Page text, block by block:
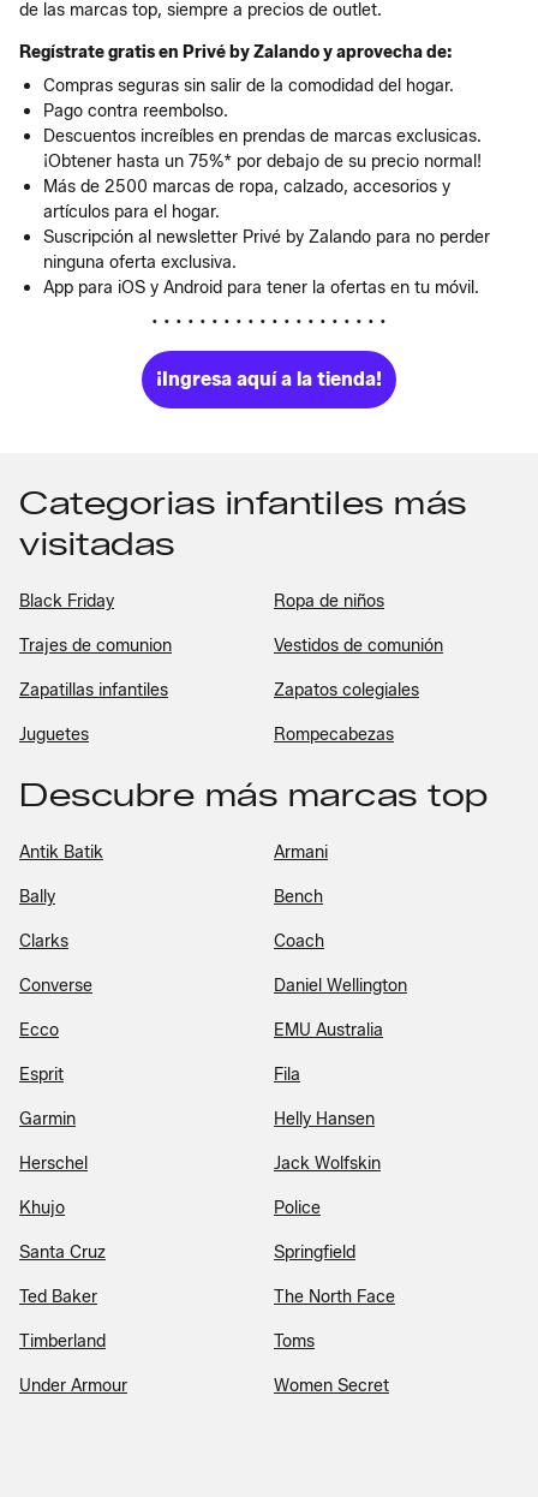
de las marcas top, siempre a precios de outlet.
Regístrate gratis en Privé by Zalando y aprovecha de:
Compras seguras sin salir de la comodidad del hogar.
Pago contra reembolso.
Descuentos increíbles en prendas de marcas exclusicas.
¡Obtener hasta un 75%* por debajo de su precio normal!
Más de 2500 marcas de ropa, calzado, accesorios y
artículos para el hogar.
Suscripción al newsletter Privé by Zalando para no perder
ninguna oferta exclusiva.
App para iOS y Android para tener la ofertas en tu móvil.
• • • • • • • • • • • • • • • • • • • •
¡Ingresa aquí a la tienda!
Categorias infantiles más
visitadas
Black Friday Ropa de niños
Trajes de comunion Vestidos de comunión
Zapatillas infantiles Zapatos colegiales
Juguetes Rompecabezas
Descubre más marcas top
Antik Batik Armani
Bally Bench
Clarks Coach
Converse Daniel Wellington
Ecco EMU Australia
Esprit Fila
Garmin Helly Hansen
Herschel Jack Wolfskin
Khujo Police
Santa Cruz Springfield
Ted Baker The North Face
Timberland Toms
Under Armour Women Secret